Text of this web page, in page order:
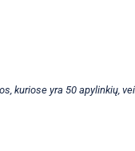
kuriose yra 50 apylinkių,